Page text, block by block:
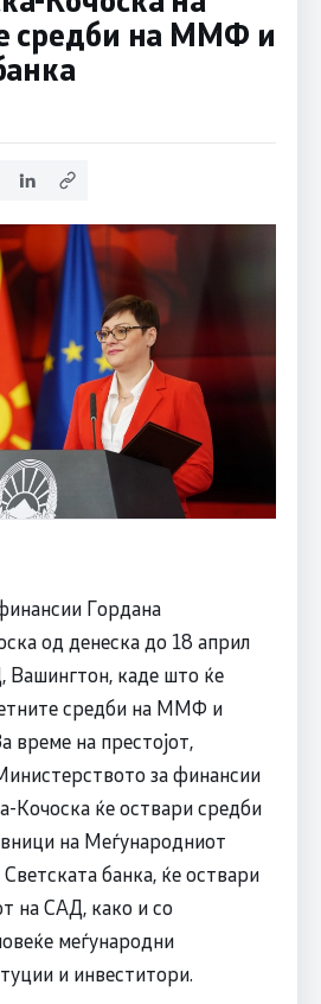
средби на ММФ и
Гордана
од денеска до 18 април
Вашингтон, каде што ќе
средби на ММФ и
време на престојот,
за финансии
ќе оствари средби
на Меѓународниот
банка, ќе оствари
на САД, како и со
меѓународни
и инвеститори.